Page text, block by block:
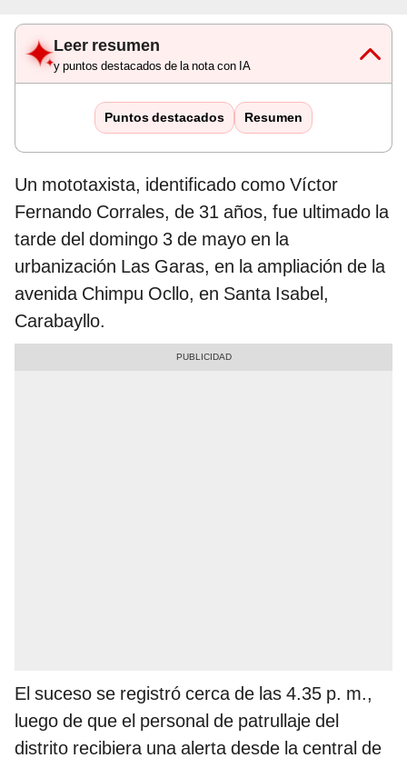
Leer resumen
y puntos destacados de la nota con IA
Puntos destacados Resumen
Un mototaxista, identificado como Víctor
Fernando Corrales, de 31 años, fue ultimado la
tarde del domingo 3 de mayo en la
urbanización Las Garas, en la ampliación de la
avenida Chimpu Ocllo, en Santa Isabel,
Carabayllo.
El suceso se registró cerca de las 4.35 p. m.,
luego de que el personal de patrullaje del
distrito recibiera una alerta desde la central de